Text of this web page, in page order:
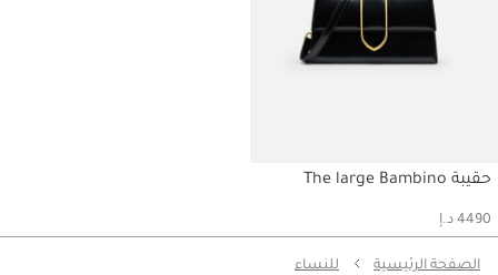
حقيبة The large Bambino
حسابي
4490 د.إ
الصفحة الرئيسية للنساء